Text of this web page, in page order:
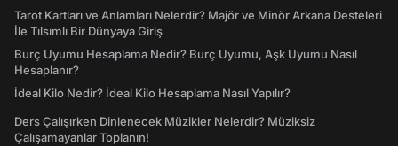
Tarot Kartları ve Anlamları Nelerdir? Majör ve Minör Arkana Desteleri
İle Tılsımlı Bir Dünyaya Giriş
Burç Uyumu Hesaplama Nedir? Burç Uyumu, Aşk Uyumu Nasıl
Hesaplanır?
İdeal Kilo Nedir? İdeal Kilo Hesaplama Nasıl Yapılır?
Ders Çalışırken Dinlenecek Müzikler Nelerdir? Müziksiz
Çalışamayanlar Toplanın!